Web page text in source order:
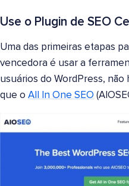
Use o Plugin de SEO
Uma das primeiras etapas
vencedora é usar a
usuários do WordPress,
que o All In One SEO